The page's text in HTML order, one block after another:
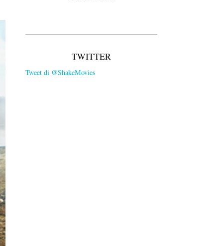
TWITTER
Tweet di @ShakeMovies